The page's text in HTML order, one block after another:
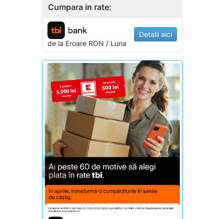
Cumpara in rate:
de la EroareRON / Luna
Detalii aici